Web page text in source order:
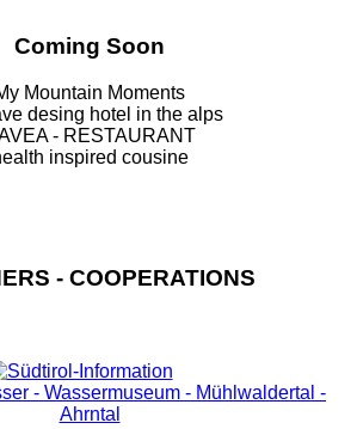
Coming Soon
Mountain Moments
desing hotel in the alps
- RESTAURANT
inspired cousine
- COOPERATIONS